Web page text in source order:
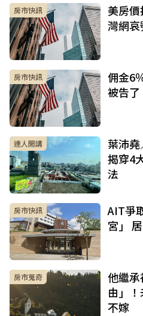
房市快訊
美房
灣網
房市快訊
佣金6
被告
達人開講
葉沛堯
揭穿4
法
房市快訊
AIT爭
宮」
房市蒐奇
他繼
由」
不嫁